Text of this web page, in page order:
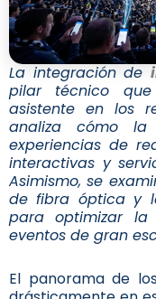
La integración de
pilar técnico
asistente en los
analiza cómo la
experiencias de
interactivas y
Asimismo, se
de fibra óptica y
para optimizar la
eventos de gran
El panorama de